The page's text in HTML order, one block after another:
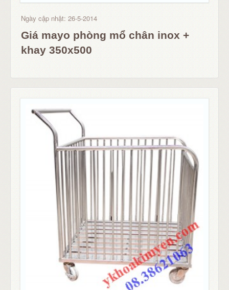
Ngày cập nhật: 26-5-2014
Giá mayo phòng mổ chân inox +
khay 350x500